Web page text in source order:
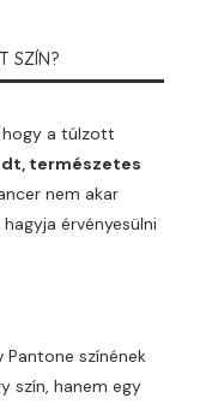
SZÍN?
a túlzott
természetes
nem akar
érvényesülni
színének
szín, hanem egy